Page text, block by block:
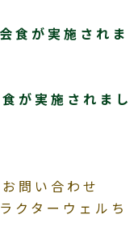
が実施されまし
問い合わせ